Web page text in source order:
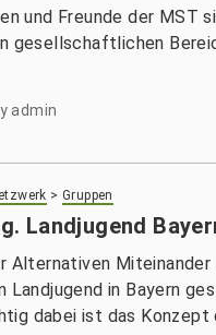
und Freunde der MST
gesellschaftlichen
admin
>Gruppen
Landjugend
Alternativen
Landjugend in Bayern
dabei ist das